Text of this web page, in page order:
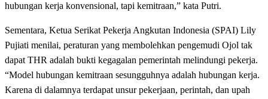
hubungan kerja konvensional, tapi kemitraan,” kata Putri.
Sementara, Ketua Serikat Pekerja Angkutan Indonesia (SPAI) Lily
Pujiati menilai, peraturan yang membolehkan pengemudi Ojol tak
dapat THR adalah bukti kegagalan pemerintah melindungi pekerja.
“Model hubungan kemitraan sesungguhnya adalah hubungan kerja.
Karena di dalamnya terdapat unsur pekerjaan, perintah, dan upah